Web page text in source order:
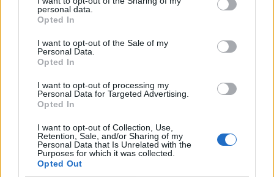
personal data.
Opted In
I want to opt-out of the Sale of my
Personal Data.
Opted In
I want to opt-out of processing my
Personal Data for Targeted Advertising.
Opted In
I want to opt-out of Collection, Use,
Retention, Sale, and/or Sharing of my
Personal Data that Is Unrelated with the
Purposes for which it was collected.
Opted Out
áll a cikk elején idézett Biden-mondattal, ami az új
helyzetben nem tartalmazott konkrét ígéretet.
A világ csak találgatja Putyin motivációját és
hitelességét, ami teljesen elpárolgott az elmúlt
magát. Nem volt képes legyőzni Ukrajnát egy
villámháborúban, ahogy az első napokban a
Putyin Ukrajna esetében az alkudozás helyett az
erőt választotta. A világ azt gondolta, hogy ez is
egy olyan konfliktus, amit a tárgyalóasztalnál